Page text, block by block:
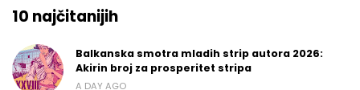
10 najčitanijih
Balkanska smotra mladih strip autora 2026:
Akirin broj za prosperitet stripa
A DAY AGO